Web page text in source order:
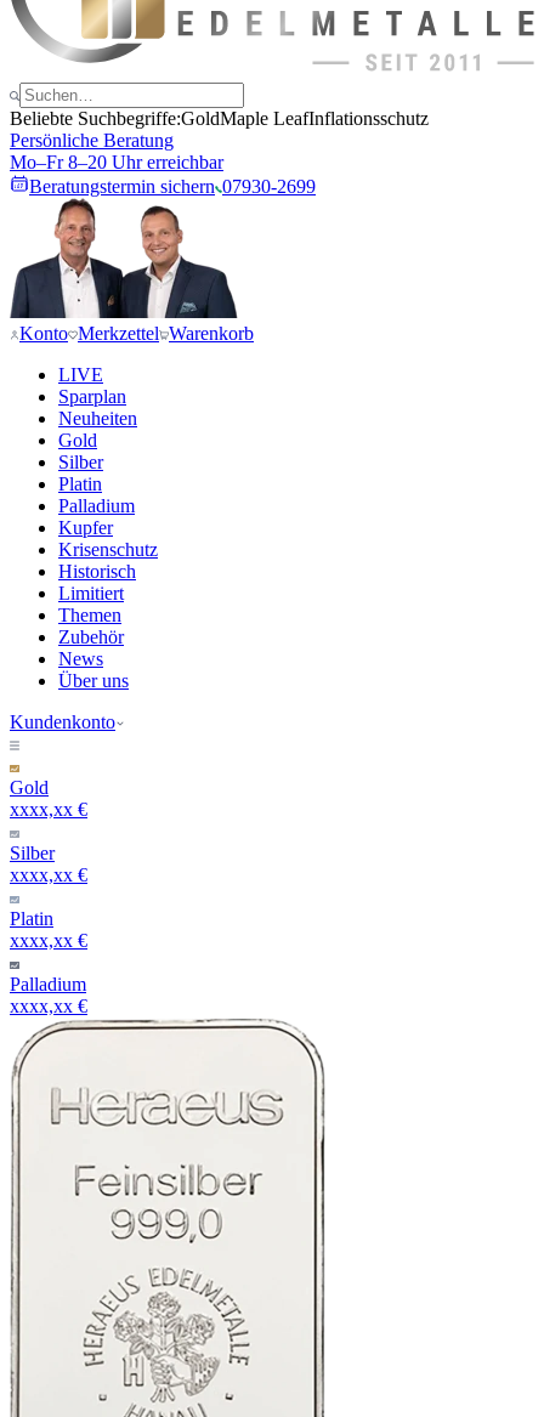
Beliebte Suchbegriffe:GoldMaple LeafInflationsschutz
Persönliche Beratung
Mo–Fr 8–20 Uhr erreichbar
Beratungstermin sichern 07930-2699
Konto Merkzettel Warenkorb
LIVE
Sparplan
Neuheiten
Gold
Silber
Platin
Palladium
Kupfer
Krisenschutz
Historisch
Limitiert
Themen
Zubehör
News
Über uns
Kundenkonto
Gold
xxxx,xx €
Silber
xxxx,xx €
Platin
xxxx,xx €
Palladium
xxxx,xx €